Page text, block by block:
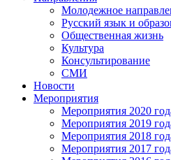
Молодежное
Русский язык и
Общественная жизнь
Культура
Консультирование
СМИ
Новости
Мероприятия
Мероприятия 2020
Мероприятия 2019
Мероприятия 2018
Мероприятия 2017